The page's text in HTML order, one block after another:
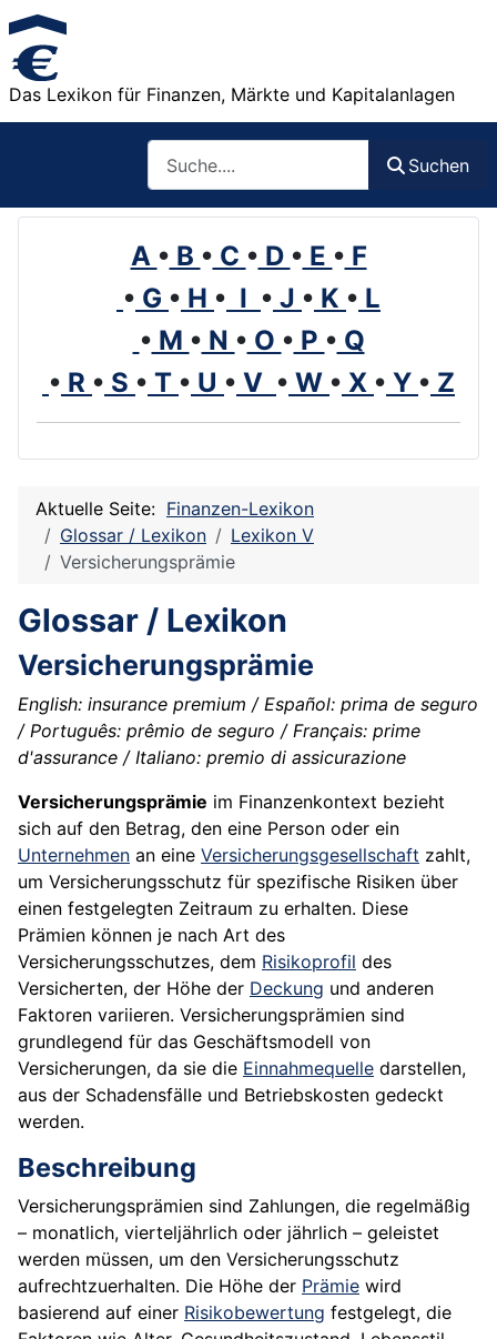
Das Lexikon für Finanzen, Märkte und Kapitalanlagen
Suchen
A • B • C • D • E • F
• G • H • I • J • K • L
• M • N • O • P • Q
• R • S • T • U • V • W • X • Y • Z
Aktuelle Seite: Finanzen-Lexikon
Glossar / Lexikon
Lexikon V
Versicherungsprämie
Glossar / Lexikon
Versicherungsprämie
English: insurance premium / Español: prima de seguro
/ Português: prêmio de seguro / Français: prime
d'assurance / Italiano: premio di assicurazione
Versicherungsprämie im Finanzenkontext bezieht
sich auf den Betrag, den eine Person oder ein
Unternehmen an eine Versicherungsgesellschaft zahlt,
um Versicherungsschutz für spezifische Risiken über
einen festgelegten Zeitraum zu erhalten. Diese
Prämien können je nach Art des
Versicherungsschutzes, dem Risikoprofil des
Versicherten, der Höhe der Deckung und anderen
Faktoren variieren. Versicherungsprämien sind
grundlegend für das Geschäftsmodell von
Versicherungen, da sie die Einnahmequelle darstellen,
aus der Schadensfälle und Betriebskosten gedeckt
werden.
Beschreibung
Versicherungsprämien sind Zahlungen, die regelmäßig
– monatlich, vierteljährlich oder jährlich – geleistet
werden müssen, um den Versicherungsschutz
aufrechtzuerhalten. Die Höhe der Prämie wird
basierend auf einer Risikobewertung festgelegt, die